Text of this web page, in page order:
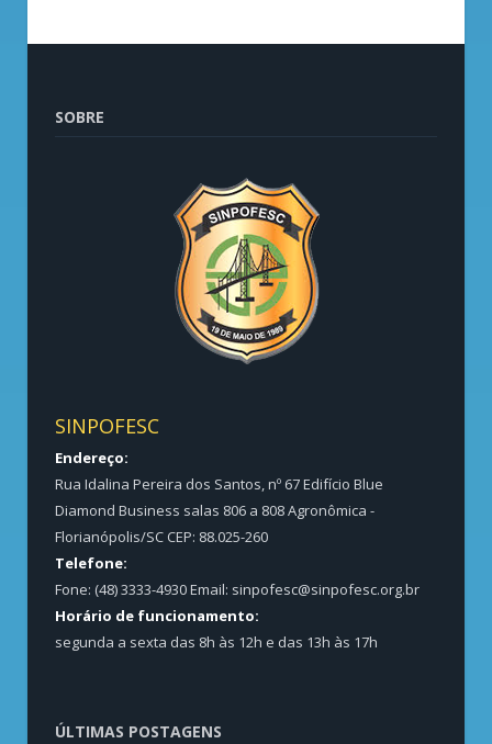
SOBRE
SINPOFESC
Endereço:
Rua Idalina Pereira dos Santos, nº 67 Edifício Blue
Diamond Business salas 806 a 808 Agronômica -
Florianópolis/SC CEP: 88.025-260
Telefone:
Fone: (48) 3333-4930 Email: sinpofesc@sinpofesc.org.br
Horário de funcionamento:
segunda a sexta das 8h às 12h e das 13h às 17h
ÚLTIMAS POSTAGENS